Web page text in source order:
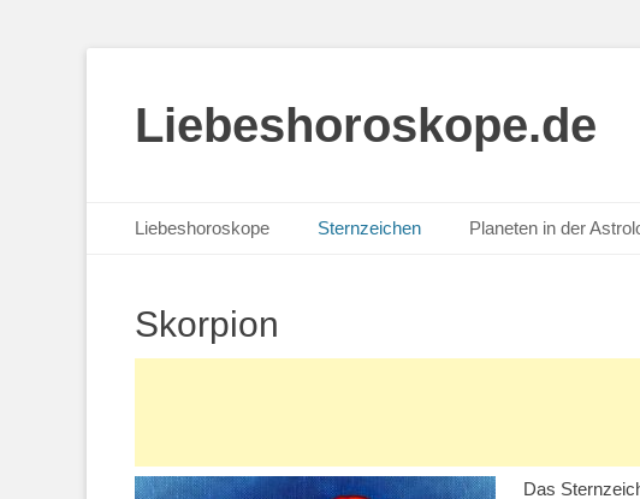
Liebeshoroskope.de
Primäres Menü
Inhalt
Liebeshoroskope Sternzeichen Planeten in der
Skorpion
Das